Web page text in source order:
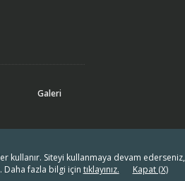
kullanır. Siteyi kullanmaya devam ederseniz,
Daha fazla bilgi için tıklayınız. Kapat (X)
Galeri
SSS